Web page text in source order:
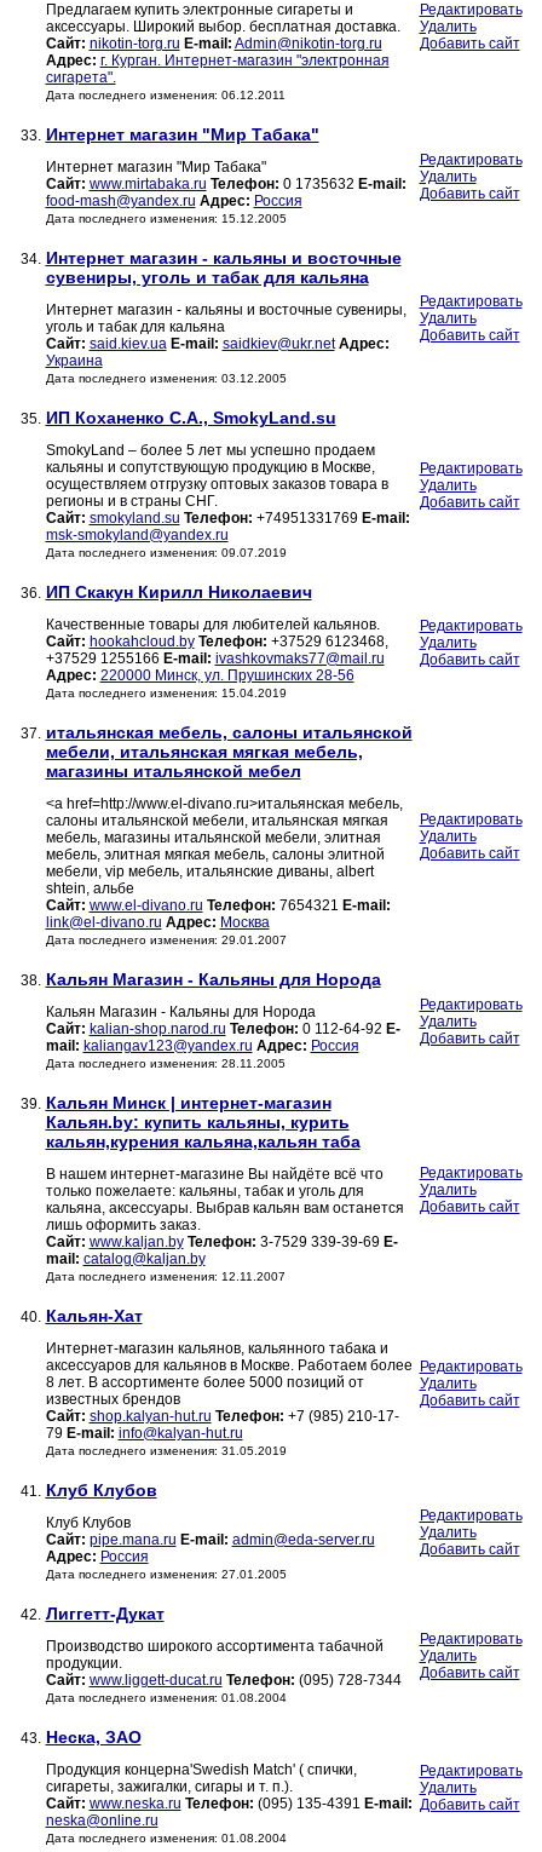
Предлагаем купить электронные сигареты и
аксессуары. Широкий выбор. бесплатная доставка.
Сайт: nikotin-torg.ru E-mail: Admin@nikotin-torg.ru
Адрес: г. Курган. Интернет-магазин "электронная
сигарета".
Дата последнего изменения: 06.12.2011
Редактировать
Удалить
Добавить сайт
33. Интернет магазин "Мир Табака"
Интернет магазин "Мир Табака"
Сайт: www.mirtabaka.ru Телефон: 0 1735632 E-mail:
food-mash@yandex.ru Адрес: Россия
Дата последнего изменения: 15.12.2005
Редактировать
Удалить
Добавить сайт
34. Интернет магазин - кальяны и восточные
сувениры, уголь и табак для кальяна
Интернет магазин - кальяны и восточные сувениры,
уголь и табак для кальяна
Сайт: said.kiev.ua E-mail: saidkiev@ukr.net Адрес:
Украина
Дата последнего изменения: 03.12.2005
Редактировать
Удалить
Добавить сайт
35. ИП Коханенко С.А., SmokyLand.su
SmokyLand – более 5 лет мы успешно продаем
кальяны и сопутствующую продукцию в Москве,
осуществляем отгрузку оптовых заказов товара в
регионы и в страны СНГ.
Сайт: smokyland.su Телефон: +74951331769 E-mail:
msk-smokyland@yandex.ru
Дата последнего изменения: 09.07.2019
Редактировать
Удалить
Добавить сайт
36. ИП Скакун Кирилл Николаевич
Качественные товары для любителей кальянов.
Сайт: hookahcloud.by Телефон: +37529 6123468,
+37529 1255166 E-mail: ivashkovmaks77@mail.ru
Адрес: 220000 Минск, ул. Прушинских 28-56
Дата последнего изменения: 15.04.2019
Редактировать
Удалить
Добавить сайт
37. итальянская мебель, салоны итальянской
мебели, итальянская мягкая мебель,
магазины итальянской мебел
<a href=http://www.el-divano.ru>итальянская мебель,
салоны итальянской мебели, итальянская мягкая
мебель, магазины итальянской мебели, элитная
мебель, элитная мягкая мебель, салоны элитной
мебели, vip мебель, итальянские диваны, albert
shtein, альбе
Сайт: www.el-divano.ru Телефон: 7654321 E-mail:
link@el-divano.ru Адрес: Москва
Дата последнего изменения: 29.01.2007
Редактировать
Удалить
Добавить сайт
38. Кальян Магазин - Кальяны для Норода
Кальян Магазин - Кальяны для Норода
Сайт: kalian-shop.narod.ru Телефон: 0 112-64-92 E-
mail: kaliangav123@yandex.ru Адрес: Россия
Дата последнего изменения: 28.11.2005
Редактировать
Удалить
Добавить сайт
39. Кальян Минск | интернет-магазин
Кальян.by: купить кальяны, курить
кальян,курения кальяна,кальян таба
В нашем интернет-магазине Вы найдёте всё что
только пожелаете: кальяны, табак и уголь для
кальяна, аксессуары. Выбрав кальян вам останется
лишь оформить заказ.
Сайт: www.kaljan.by Телефон: 3-7529 339-39-69 E-
mail: catalog@kaljan.by
Дата последнего изменения: 12.11.2007
Редактировать
Удалить
Добавить сайт
40. Кальян-Хат
Интернет-магазин кальянов, кальянного табака и
аксессуаров для кальянов в Москве. Работаем более
8 лет. В ассортименте более 5000 позиций от
известных брендов
Сайт: shop.kalyan-hut.ru Телефон: +7 (985) 210-17-
79 E-mail: info@kalyan-hut.ru
Дата последнего изменения: 31.05.2019
Редактировать
Удалить
Добавить сайт
41. Клуб Клубов
Клуб Клубов
Сайт: pipe.mana.ru E-mail: admin@eda-server.ru
Адрес: Россия
Дата последнего изменения: 27.01.2005
Редактировать
Удалить
Добавить сайт
42. Лиггетт-Дукат
Производство широкого ассортимента табачной
продукции.
Сайт: www.liggett-ducat.ru Телефон: (095) 728-7344
Дата последнего изменения: 01.08.2004
Редактировать
Удалить
Добавить сайт
43. Неска, ЗАО
Продукция концерна'Swedish Match' ( спички,
сигареты, зажигалки, сигары и т. п.).
Сайт: www.neska.ru Телефон: (095) 135-4391 E-mail:
neska@online.ru
Дата последнего изменения: 01.08.2004
Редактировать
Удалить
Добавить сайт